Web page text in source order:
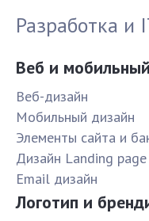
Разработка и
Веб и
Веб-дизайн
Мобильный дизайн
Элементы сайта и
Дизайн Landing page
Email дизайн
Логотип и